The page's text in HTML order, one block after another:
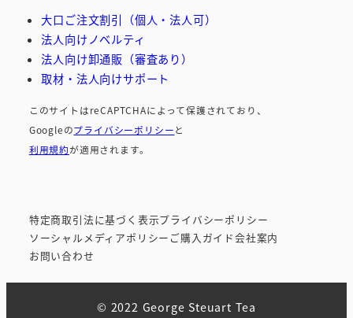
大口ご注文割引（個人・法人可）
法人向けノベルティ
法人向け卸通販（審査あり）
取材・法人向けサポート
このサイトはreCAPTCHAによって保護されており、
Googleのプライバシーポリシーと
利用規約が適用されます。
特定商取引法に基づく表示プライバシーポリシー
ソーシャルメディアポリシー ご購入ガイド会社案内
お問い合わせ
© 2022 George Steuart Tea